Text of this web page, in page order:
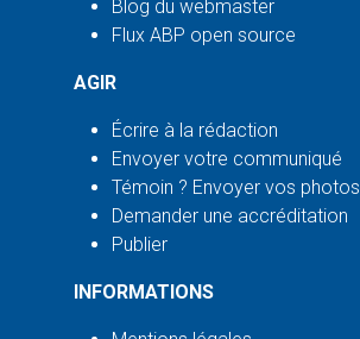
Blog du webmaster
Flux ABP open source
AGIR
Écrire à la rédaction
Envoyer votre communiqué
Témoin ? Envoyer vos photos
Demander une accréditation
Publier
INFORMATIONS